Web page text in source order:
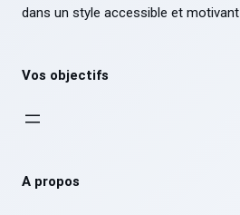
dans un style accessible et motivant
Vos objectifs
A propos